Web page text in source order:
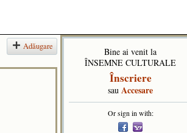
Adăugare
Bine ai venit la
ÎNSEMNE CULTURALE
Înscriere
sau Accesare
Or sign in with: